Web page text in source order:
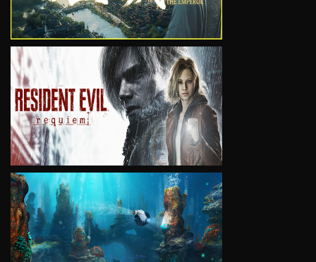
VIEW
VIEW